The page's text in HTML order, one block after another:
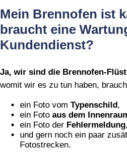
Mein Brennofen ist
braucht eine
Kundendienst?
Ja, wir sind die
womit wir es zu tun haben,
ein Foto vom Typenschild,
ein Foto aus dem
ein Foto der Fehlermeldung,
und gern noch ein paar
Fotostrecken.